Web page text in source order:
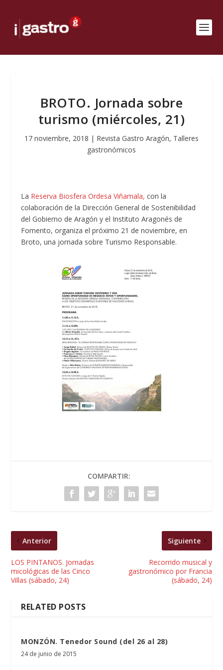
BROTO. Jornada sobre
turismo (miércoles, 21)
17 noviembre, 2018 | Revista Gastro Aragón, Talleres
gastronómicos
La Reserva Biosfera Ordesa Viñamala,con la
colaboración de la Dirección General de Sostenibilidad
del Gobierno de Aragón y el Instituto Aragonés de
Fomento, organiza el próximo 21 de noviembre, en
Broto, una jornada sobre Turismo Responsable.
COMPARTIR:
Anterior
LOS PINTANOS. Jornadas
micológicas de las Cinco
Villas (sábado, 24)
Siguiente
Recorrido musical y
gastronómico por Francia
(sábado, 24)
RELATED POSTS
MONZÓN. Tenedor Sound (del 26 al 28)
24 de junio de 2015